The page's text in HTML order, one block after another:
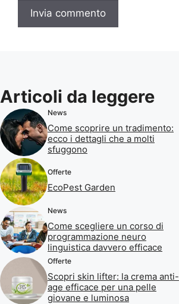
Articoli da leggere
News
Come scoprire un tradimento:
ecco i dettagli che a molti
sfuggono
Offerte
EcoPest Garden
News
Come scegliere un corso di
programmazione neuro
linguistica davvero efficace
Offerte
Scopri skin lifter: la crema anti-
age efficace per una pelle
giovane e luminosa